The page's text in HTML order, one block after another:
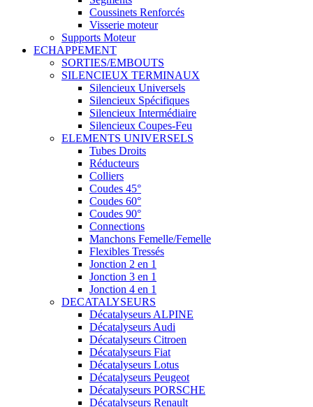
Coussinets Renforcés
Visserie moteur
Supports Moteur
ECHAPPEMENT
SORTIES/EMBOUTS
SILENCIEUX TERMINAUX
Silencieux Universels
Silencieux Spécifiques
Silencieux Intermédiaire
Silencieux Coupes-Feu
ELEMENTS UNIVERSELS
Tubes Droits
Réducteurs
Colliers
Coudes 45°
Coudes 60°
Coudes 90°
Connections
Manchons Femelle/Femelle
Flexibles Tressés
Jonction 2 en 1
Jonction 3 en 1
Jonction 4 en 1
DECATALYSEURS
Décatalyseurs ALPINE
Décatalyseurs Audi
Décatalyseurs Citroen
Décatalyseurs Fiat
Décatalyseurs Lotus
Décatalyseurs Peugeot
Décatalyseurs PORSCHE
Décatalyseurs Renault